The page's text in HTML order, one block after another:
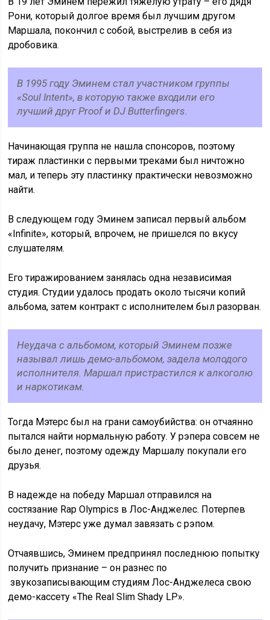
Рони, который долгое время был лучшим другом
Маршала, покончил с собой, выстрелив в себя из
дробовика.
В 1995 году Эминем стал участником группы
«Soul Intent», в которую также входили его
лучший друг Proof и DJ Butterfingers.
Начинающая группа не нашла спонсоров, поэтому
тираж пластинки с первыми треками был ничтожно
мал, и теперь эту пластинку практически невозможно
найти.
В следующем году Эминем записал первый альбом
«Infinite», который, впрочем, не пришелся по вкусу
слушателям.
Его тиражированием занялась одна независимая
студия. Студии удалось продать около тысячи копий
альбома, затем контракт с исполнителем был разорван.
Неудача с альбомом, который Эминем позже
называл лишь демо-альбомом, задела молодого
исполнителя. Маршал пристрастился к алкоголю
и наркотикам.
Тогда Мэтерс был на грани самоубийства: он отчаянно
пытался найти нормальную работу. У рэпера совсем не
было денег, поэтому одежду Маршалу покупали его
друзья.
В надежде на победу Маршал отправился на
состязание Rap Olympics в Лос-Анджелес. Потерпев
неудачу, Мэтерс уже думал завязать с рэпом.
Отчаявшись, Эминем предпринял последнюю попытку
получить признание – он разнес по
звукозаписывающим студиям Лос-Анджелеса свою
демо-кассету «The Real Slim Shady LP».